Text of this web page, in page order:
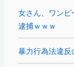
女さん、ワン
逮捕ｗｗｗ
暴力行為法違